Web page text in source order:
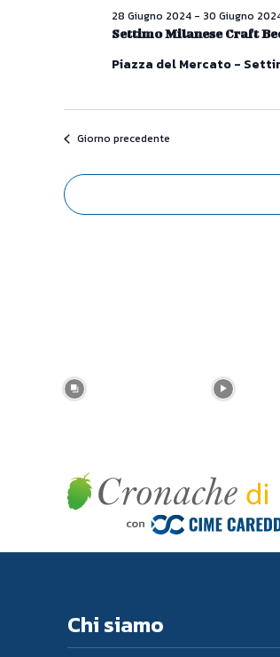
Settimo Milanese Craft
28 Giugno 2024- 30 Giugno
Piazza del Mercato -
Giorno precedente
Chi siamo